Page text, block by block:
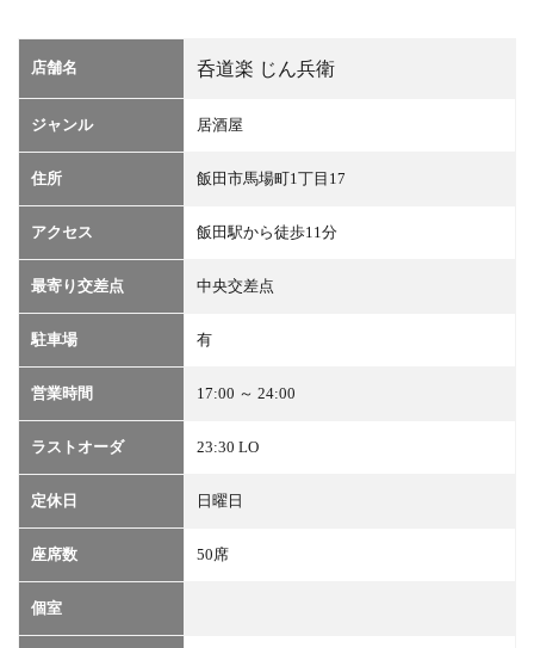
店舗名 呑道楽 じん兵衛
ジャンル 居酒屋
住所 飯田市馬場町1丁目17
アクセス 飯田駅から徒歩11分
最寄り交差点 中央交差点
駐車場 有
営業時間 17:00 ～ 24:00
ラストオーダ 23:30 LO
定休日 日曜日
座席数 50席
個室